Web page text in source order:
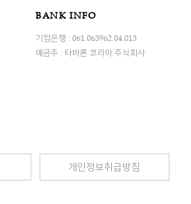
BANK INFO
기업은행 : 061.063962.04.013
예금주 : 타바론 코리아 주식회사
개인정보취급방침